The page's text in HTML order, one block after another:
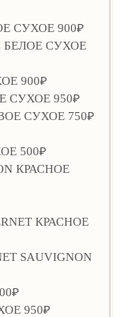
СУХОЕ 900₽
БЕЛОЕ СУХОЕ
900₽
СУХОЕ 950₽
СУХОЕ 750₽
500₽
КРАСНОЕ
КРАСНОЕ
SAUVIGNON
950₽